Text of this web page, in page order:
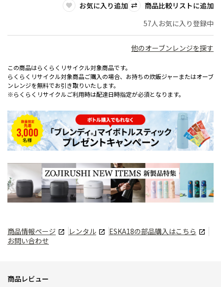
お気に入り追加
商品比較リストに追加
57人お気に入り登録中
他のオーブンレンジを探す
この商品はらくらくリサイクル対象商品です。
らくらくリサイクル対象商品ご購入の場合、お持ちの炊飯ジャーまたはオーブ
ンレンジを無料でお引き取りいたします。
※らくらくリサイクルご利用時は配達日時指定が必須となります。
商品情報ページ レンタル ESKA18の部品購入はこちら
お問い合わせ
商品レビュー